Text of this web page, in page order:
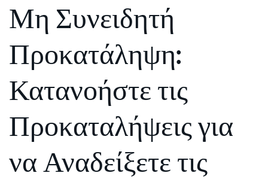
Μη Συνειδητή
Προκατάληψη:
Κατανοήστε τις
Προκαταλήψεις για
να Αναδείξετε τις